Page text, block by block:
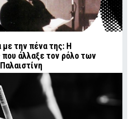
με την πένα της: Η
που άλλαξε τον ρόλο των